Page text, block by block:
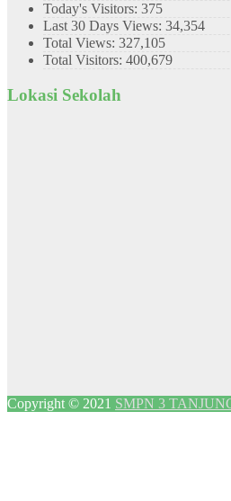
Today's Visitors: 375
Last 30 Days Views: 34,354
Total Views: 327,105
Total Visitors: 400,679
Lokasi Sekolah
Copyright © 2021 SMPN 3